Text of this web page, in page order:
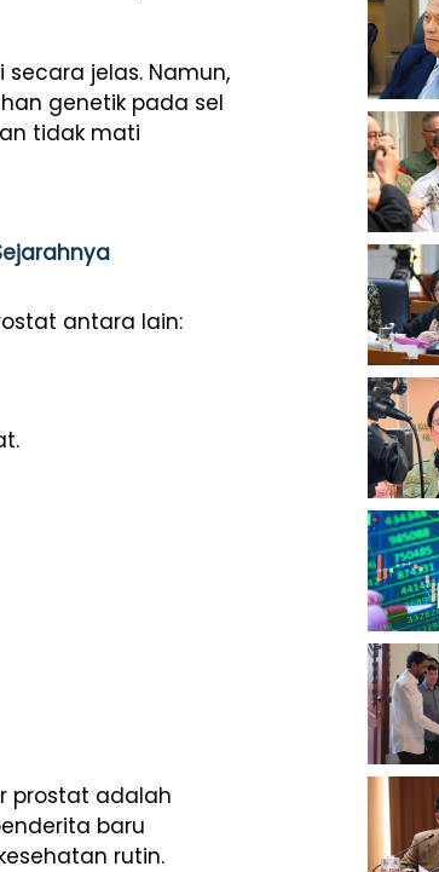
jelas. Namun,
genetik pada sel
tidak mati
antara lain:
prostat adalah
baru
rutin.